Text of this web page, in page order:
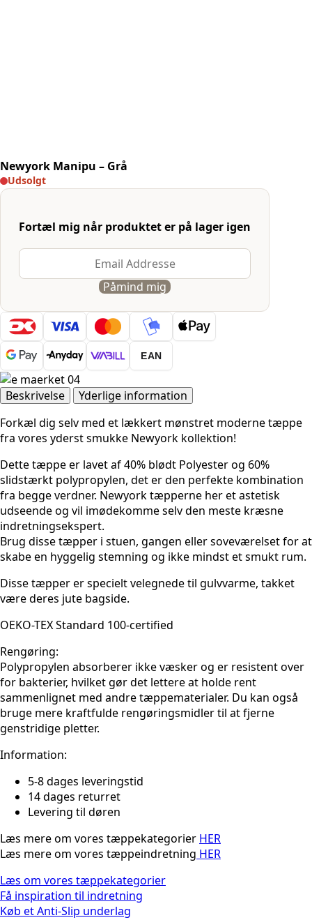
Newyork Manipu – Grå
Udsolgt
Fortæl mig når produktet er på lager igen
Påmind mig
EAN
Beskrivelse
Yderlige information
Forkæl dig selv med et lækkert mønstret moderne tæppe
fra vores yderst smukke Newyork kollektion!
Dette tæppe er lavet af 40% blødt Polyester og 60%
slidstærkt polypropylen, det er den perfekte kombination
fra begge verdner. Newyork tæpperne her et astetisk
udseende og vil imødekomme selv den meste kræsne
indretningsekspert.
Brug disse tæpper i stuen, gangen eller soveværelset for at
skabe en hyggelig stemning og ikke mindst et smukt rum.
Disse tæpper er specielt velegnede til gulvvarme, takket
være deres jute bagside.
OEKO-TEX Standard 100-certified
Rengøring:
Polypropylen absorberer ikke væsker og er resistent over
for bakterier, hvilket gør det lettere at holde rent
sammenlignet med andre tæppematerialer. Du kan også
bruge mere kraftfulde rengøringsmidler til at fjerne
genstridige pletter.
Information:
5-8 dages leveringstid
14 dages returret
Levering til døren
Læs mere om vores tæppekategorier HER
Læs mere om vores tæppeindretning HER
Læs om vores tæppekategorier
Få inspiration til indretning
Køb et Anti-Slip underlag